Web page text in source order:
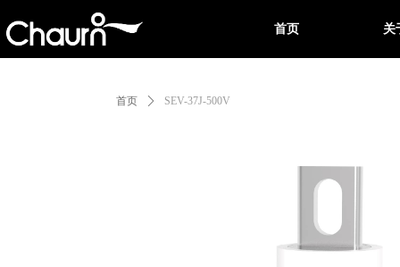
首页 关
首页 ꄲ SEV-37J-500V